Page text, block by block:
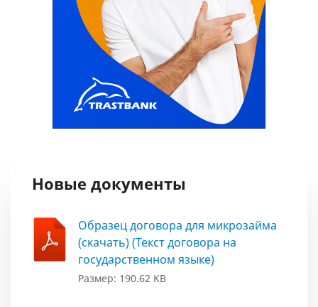
Новые документы
Образец договора для микрозайма
(скачать) (Текст договора на
государственном языке)
Размер: 190.62 KB